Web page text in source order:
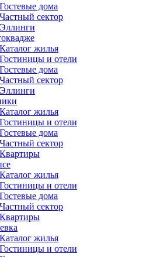
Гостевые дома
Частный сектор
Эллинги
Каталог жилья
Гостиницы и отели
Гостевые дома
Частный сектор
Эллинги
Каталог жилья
Гостиницы и отели
Гостевые дома
Частный сектор
Квартиры
Каталог жилья
Гостиницы и отели
Гостевые дома
Частный сектор
Квартиры
Каталог жилья
Гостиницы и отели